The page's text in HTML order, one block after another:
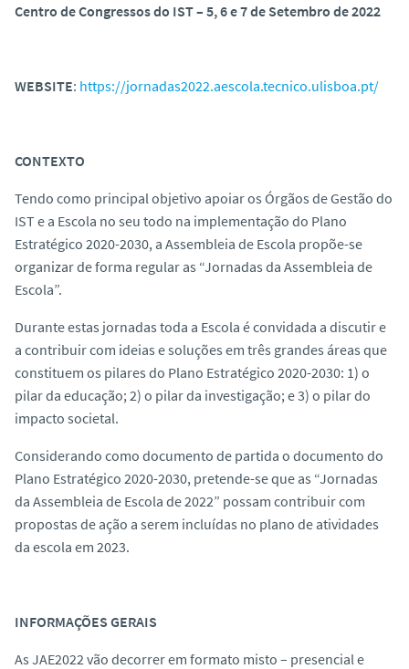
Centro de Congressos do IST – 5, 6 e 7 de Setembro de 2022
WEBSITE: https://jornadas2022.aescola.tecnico.ulisboa.pt/
CONTEXTO
Tendo como principal objetivo apoiar os Órgãos de Gestão do
IST e a Escola no seu todo na implementação do Plano
Estratégico 2020-2030, a Assembleia de Escola propõe-se
organizar de forma regular as “Jornadas da Assembleia de
Escola”.
Durante estas jornadas toda a Escola é convidada a discutir e
a contribuir com ideias e soluções em três grandes áreas que
constituem os pilares do Plano Estratégico 2020-2030: 1) o
pilar da educação; 2) o pilar da investigação; e 3) o pilar do
impacto societal.
Considerando como documento de partida o documento do
Plano Estratégico 2020-2030, pretende-se que as “Jornadas
da Assembleia de Escola de 2022” possam contribuir com
propostas de ação a serem incluídas no plano de atividades
da escola em 2023.
INFORMAÇÕES GERAIS
As JAE2022 vão decorrer em formato misto – presencial e